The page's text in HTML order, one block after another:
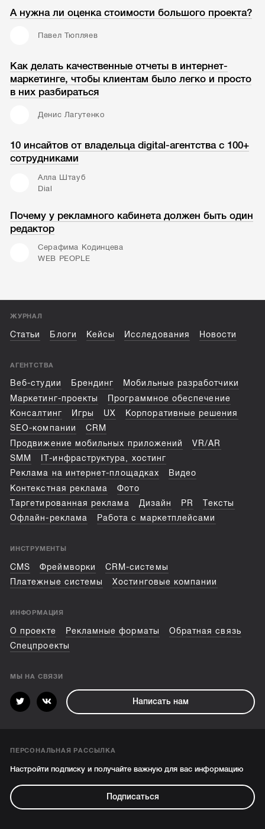
А нужна ли оценка стоимости большого проекта?
Павел Тюпляев
Как делать качественные отчеты в интернет-
маркетинге, чтобы клиентам было легко и просто
в них разбираться
Денис Лагутенко
10 инсайтов от владельца digital-агентства с 100+
сотрудниками
Алла Штауб
Dial
Почему у рекламного кабинета должен быть один
редактор
Серафима Кодинцева
WEB PEOPLE
ЖУРНАЛ
Статьи Блоги Кейсы Исследования Новости
АГЕНТСТВА
Веб-студии Брендинг
Мобильные разработчики
Маркетинг-проекты
Программное обеспечение
Консалтинг
Игры UX
Корпоративные решения
SEO-компании
CRM
Продвижение мобильных приложений
VR/AR
SMM
IT-инфраструктура, хостинг
Реклама на интернет-площадках
Видео
Контекстная реклама
Фото
Таргетированная реклама
Дизайн PR
Тексты
Офлайн-реклама
Работа с маркетплейсами
ИНСТРУМЕНТЫ
CMS Фреймворки
CRM-системы
Платежные системы
Хостинговые компании
ИНФОРМАЦИЯ
О проекте Рекламные форматы
Обратная связь
Спецпроекты
МЫ НА СВЯЗИ
Написать нам
ПЕРСОНАЛЬНАЯ РАССЫЛКА
Настройти подписку и получайте важную для вас информацию
Подписаться